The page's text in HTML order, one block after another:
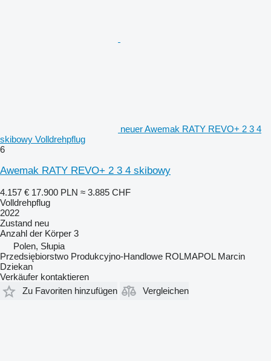
neuer Awemak RATY REVO+ 2 3 4
skibowy Volldrehpflug
6
Awemak RATY REVO+ 2 3 4 skibowy
4.157 € 17.900 PLN ≈ 3.885 CHF
Volldrehpflug
2022
Zustand neu
Anzahl der Körper 3
Polen, Słupia
Przedsiębiorstwo Produkcyjno-Handlowe ROLMAPOL Marcin
Dziekan
Verkäufer kontaktieren
Zu Favoriten hinzufügen
Vergleichen